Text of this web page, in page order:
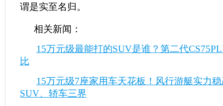
谓是实至名归。
相关新闻：
15万元级最能打的SUV是谁？第二代
比
15万元级7座家用车天花板！风行游艇实力
SUV、轿车三界